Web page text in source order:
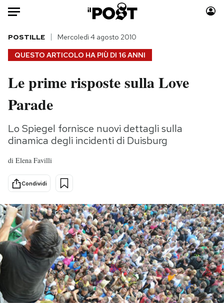
Auto
HOME
Italia
Politica
Tecnologia
Internet
Economia
Moda
Storie/Idee
Ok Boomer!
PODCAST
NEWSLETTER
QUESTO ARTICOLO HA PIÙ DI 16 ANNI
POSTILLE Mercoledì 4 agosto 2010
Le prime risposte sulla Love
Parade
Lo Spiegel fornisce nuovi dettagli sulla
dinamica degli incidenti di Duisburg
di Elena Favilli
Condividi